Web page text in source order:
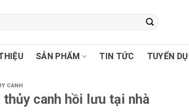
SẢN PHẨM TIN TỨC TUYỂN
CANH
canh hồi lưu tại nhà